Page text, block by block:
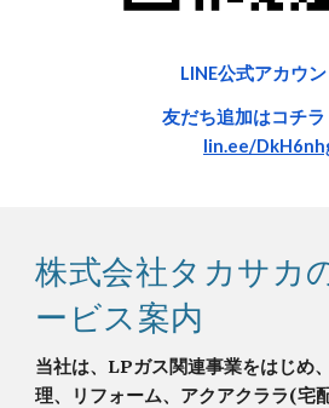
LINE公式アカウ
友だち追加はコ
lin.ee/
株式会社タカサ
ービス案内
当社は、LPガス関連事業をはじめ
理、リフォーム、アクアクララ(宅